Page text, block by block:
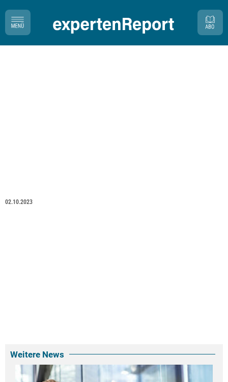
02.10.2023
Weitere News